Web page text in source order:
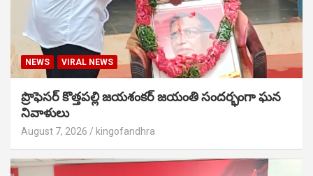
NEWS VIRAL NEWS
ప్రొఫెసర్ కొత్తపల్లి జయశంకర్ జయంతి సందర్భంగా ఘన
నివాళులు
August 7, 2026 kingofandhra